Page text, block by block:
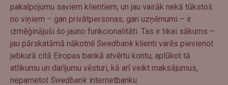
pakalpojumu saviem klientiem, un jau vairāk nekā tūkstoš
no viņiem – gan privātpersonas, gan uzņēmumi – ir
izmēģinājuši šo jauno funkcionalitāti. Tas ir tikai sākums –
jau pārskatāmā nākotnē Swedbank klienti varēs pievienot
jebkurā citā Eiropas bankā atvērtu kontu, aplūkot tā
atlikumu un darījumu vēsturi, kā arī veikt maksājumus,
nepametot Swedbank internetbanku.